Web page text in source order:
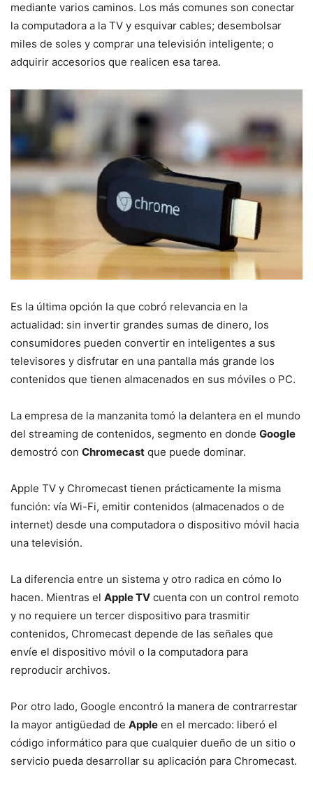
mediante varios caminos. Los más comunes son conectar
la computadora a la TV y esquivar cables; desembolsar
miles de soles y comprar una televisión inteligente; o
adquirir accesorios que realicen esa tarea.
Es la última opción la que cobró relevancia en la
actualidad: sin invertir grandes sumas de dinero, los
consumidores pueden convertir en inteligentes a sus
televisores y disfrutar en una pantalla más grande los
contenidos que tienen almacenados en sus móviles o PC.
La empresa de la manzanita tomó la delantera en el mundo
del streaming de contenidos, segmento en donde Google
demostró con Chromecast que puede dominar.
Apple TV y Chromecast tienen prácticamente la misma
función: vía Wi-Fi, emitir contenidos (almacenados o de
internet) desde una computadora o dispositivo móvil hacia
una televisión.
La diferencia entre un sistema y otro radica en cómo lo
hacen. Mientras el Apple TV cuenta con un control remoto
y no requiere un tercer dispositivo para trasmitir
contenidos, Chromecast depende de las señales que
envíe el dispositivo móvil o la computadora para
reproducir archivos.
Por otro lado, Google encontró la manera de contrarrestar
la mayor antigüedad de Apple en el mercado: liberó el
código informático para que cualquier dueño de un sitio o
servicio pueda desarrollar su aplicación para Chromecast.